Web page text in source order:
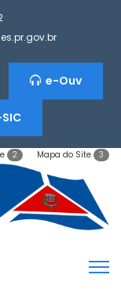
e-Ouv
2 Mapa do Site 3